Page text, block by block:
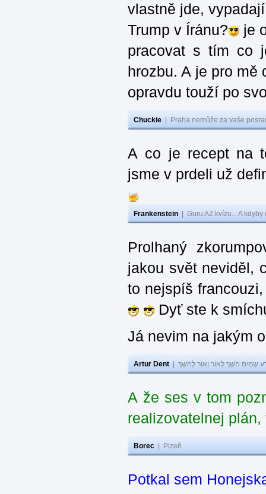
vlastně jde,
Trump v Íránu?
je
pracovat s tím co
hrozbu. A je pro
opravdu touží po
Chuckie Praha nemůže za vaše
A co je recept na
jsme v prdeli už
Frankenstein Guru AZ kvízu... A
Prolhaný
jakou svět neviděl,
to nejspíš
Dyť ste k
Já nevim na jakým
Artur Dent שָׂמִים חֹשֶׁךְ לְאוֹר וְאוֹר לְחֹשֶׁךְ
A že ses v tom
realizovatelnej
Borec Plzeň
Potkal sem